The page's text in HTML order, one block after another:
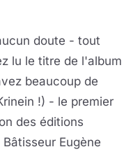
doute - tout
lu le titre de l'album
beaucoup de
!) - le premier
des éditions
Eugène